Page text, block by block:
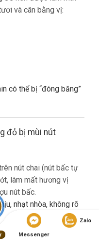
và cân bằng vị:
có thể bị “đóng băng”
đỏ bị mùi nút
nút chai (nút bấc tự
làm mất hương vị
nút bấc.
nhạt nhòa, không rõ
cửa hàng đổi trả (nếu có
Messenger
Zalo